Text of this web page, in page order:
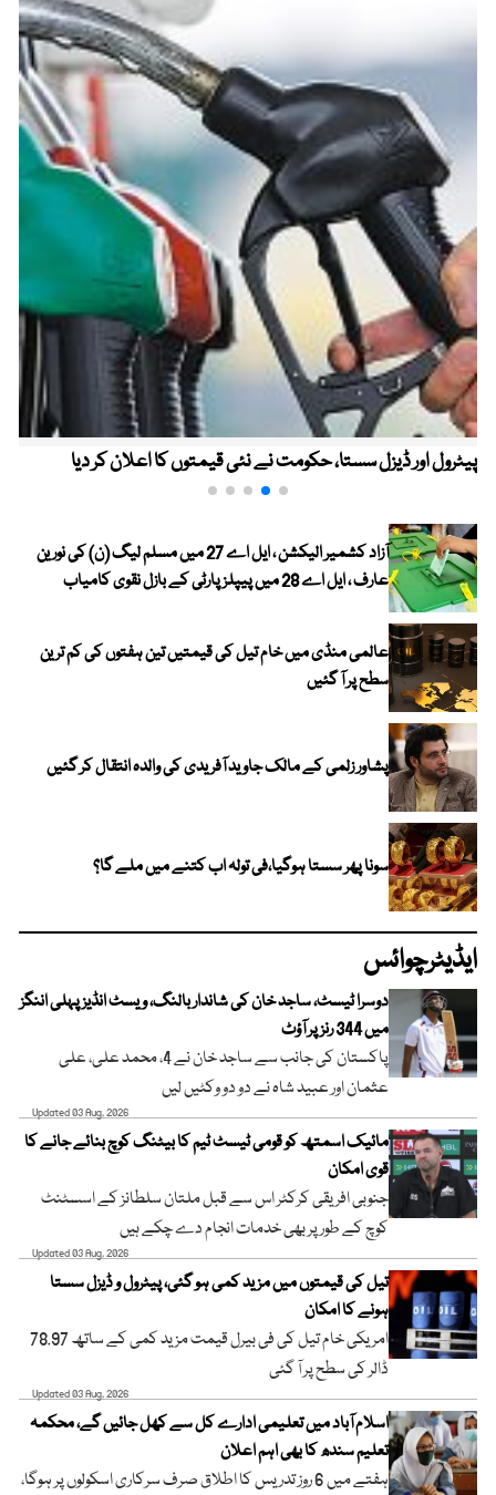
پیٹرول اور ڈیزل سستا، حکومت نے نئی قیمتوں کا اعلان کر دیا
آزاد کشمیر الیکشن ، ایل اے 27 میں مسلم لیگ (ن) کی نورین
عارف ، ایل اے 28 میں پیپلز پارٹی کے بازل نقوی کامیاب
عالمی منڈی میں خام تیل کی قیمتیں تین ہفتوں کی کم ترین
سطح پر آ گئیں
پشاور زلمی کے مالک جاوید آفریدی کی والدہ انتقال کر گئیں
سونا پھر سستا ہوگیا،فی تولہ اب کتنے میں ملے گا؟
ایڈیٹرچوائس
دوسرا ٹیسٹ، ساجد خان کی شاندار بالنگ، ویسٹ انڈیز پہلی اننگز
میں 344 رنز پر آؤٹ
پاکستان کی جانب سے ساجد خان نے 4، محمد علی، علی
عثمان اور عبید شاہ نے دو دو وکٹیں لیں
Updated 03 Aug, 2026
مائیک اسمتھ کو قومی ٹیسٹ ٹیم کا بیٹنگ کوچ بنائے جانے کا
قوی امکان
جنوبی افریقی کرکٹر اس سے قبل ملتان سلطانز کے اسسٹنٹ
کوچ کے طور پر بھی خدمات انجام دے چکے ہیں
Updated 03 Aug, 2026
تیل کی قیمتوں میں مزید کمی ہو گئی، پیٹرول و ڈیزل سستا
ہونے کا امکان
امریکی خام تیل کی فی بیرل قیمت مزید کمی کے ساتھ 78.97
ڈالر کی سطح پر آ گئی
Updated 03 Aug, 2026
اسلام آباد میں تعلیمی ادارے کل سے کھل جائیں گے، محکمہ
تعلیم سندھ کا بھی اہم اعلان
ہفتے میں 6 روز تدریس کا اطلاق صرف سرکاری اسکولوں پر ہوگا،